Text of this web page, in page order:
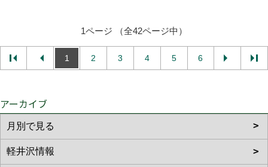
1ページ （全42ページ中）
1 2 3 4 5 6
アーカイブ